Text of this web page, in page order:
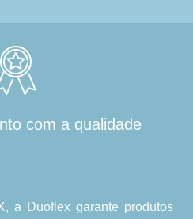
com a qualidade
a Duoflex garante produtos